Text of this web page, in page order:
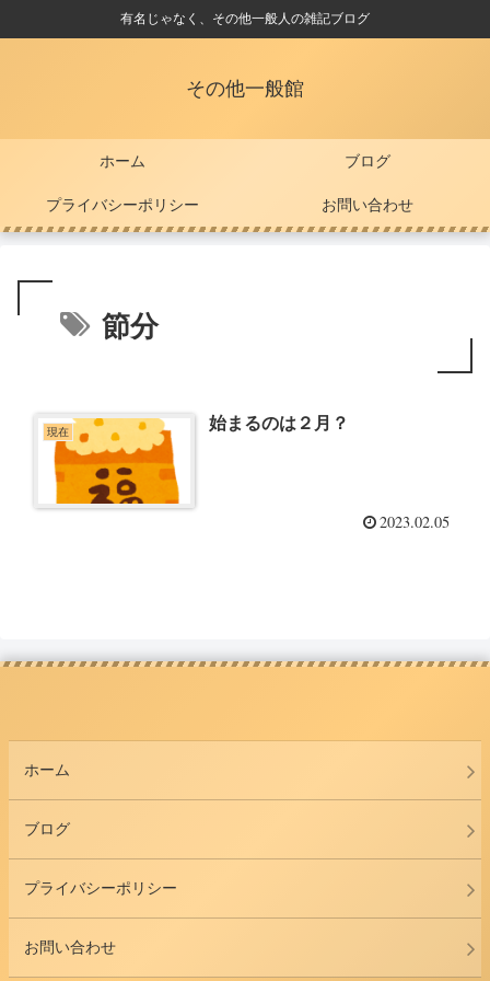
有名じゃなく、その他一般人の雑記ブログ
その他一般館
ホーム ブログ
プライバシーポリシー お問い合わせ
節分
現在 始まるのは２月？
2023.02.05
ホーム
ブログ
プライバシーポリシー
お問い合わせ